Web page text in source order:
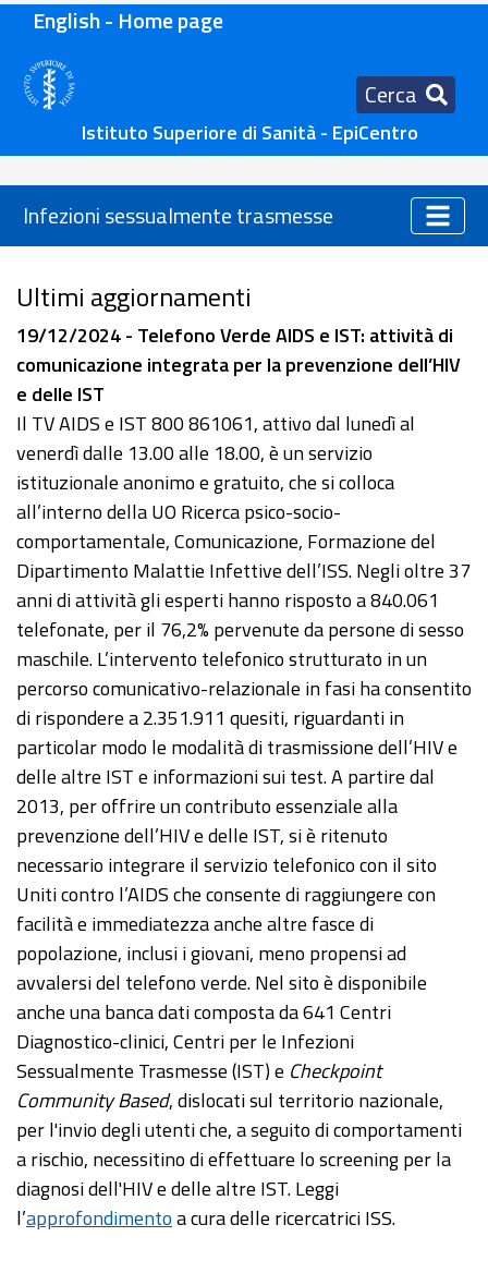
English - Home page
Cerca
Istituto Superiore di Sanità - EpiCentro
Infezioni sessualmente trasmesse
Ultimi aggiornamenti
19/12/2024 - Telefono Verde AIDS e IST: attività di
comunicazione integrata per la prevenzione dell’HIV
e delle IST
Il TV AIDS e IST 800 861061, attivo dal lunedì al
venerdì dalle 13.00 alle 18.00, è un servizio
istituzionale anonimo e gratuito, che si colloca
all’interno della UO Ricerca psico-socio-
comportamentale, Comunicazione, Formazione del
Dipartimento Malattie Infettive dell’ISS. Negli oltre 37
anni di attività gli esperti hanno risposto a 840.061
telefonate, per il 76,2% pervenute da persone di sesso
maschile. L’intervento telefonico strutturato in un
percorso comunicativo-relazionale in fasi ha consentito
di rispondere a 2.351.911 quesiti, riguardanti in
particolar modo le modalità di trasmissione dell’HIV e
delle altre IST e informazioni sui test. A partire dal
2013, per offrire un contributo essenziale alla
prevenzione dell’HIV e delle IST, si è ritenuto
necessario integrare il servizio telefonico con il sito
Uniti contro l’AIDS che consente di raggiungere con
facilità e immediatezza anche altre fasce di
popolazione, inclusi i giovani, meno propensi ad
avvalersi del telefono verde. Nel sito è disponibile
anche una banca dati composta da 641 Centri
Diagnostico-clinici, Centri per le Infezioni
Sessualmente Trasmesse (IST) e Checkpoint
Community Based, dislocati sul territorio nazionale,
per l'invio degli utenti che, a seguito di comportamenti
a rischio, necessitino di effettuare lo screening per la
diagnosi dell'HIV e delle altre IST. Leggi
l’approfondimentoa cura delle ricercatrici ISS.